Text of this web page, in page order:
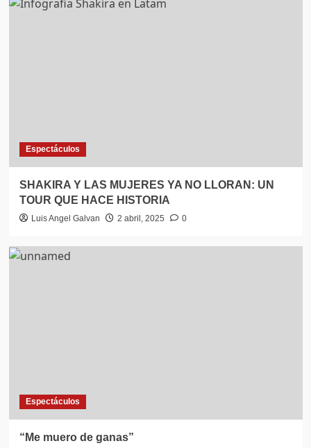
Espectáculos
SHAKIRA Y LAS MUJERES YA NO LLORAN: UN
TOUR QUE HACE HISTORIA
Luis Angel Galvan 2 abril, 2025 0
Espectáculos
“Me muero de ganas”